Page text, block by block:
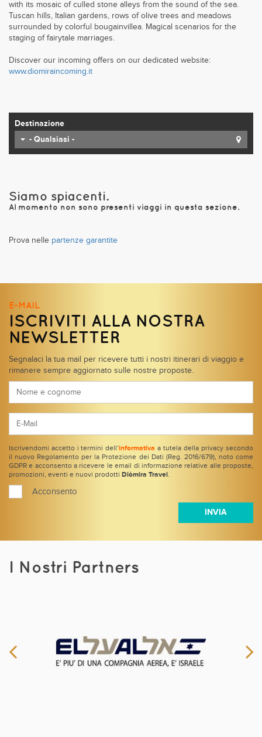
with its mosaic of culled stone alleys from the sound of the sea.
Tuscan hills, Italian gardens, rows of olive trees and meadows
surrounded by colorful bougainvillea. Magical scenarios for the
staging of fairytale marriages.
Discover our incoming offers on our dedicated website:
www.diomiraincoming.it
Destinazione
- Qualsiasi -
Siamo spiacenti.
Al momento non sono presenti viaggi in questa sezione.
Prova nelle partenze garantite
E-MAIL
ISCRIVITI ALLA NOSTRA
NEWSLETTER
Segnalaci la tua mail per ricevere tutti i nostri itinerari di viaggio e
rimanere sempre aggiornato sulle nostre proposte.
Iscrivendomi accetto i termini dell’ informativa a tutela della privacy secondo
il nuovo Regolamento per la Protezione dei Dati (Reg. 2016/679), noto come
GDPR e acconsento a ricevere le email di informazione relative alle proposte,
promozioni, eventi e nuovi prodotti Diòmira Travel .
Acconsento
I Nostri Partners